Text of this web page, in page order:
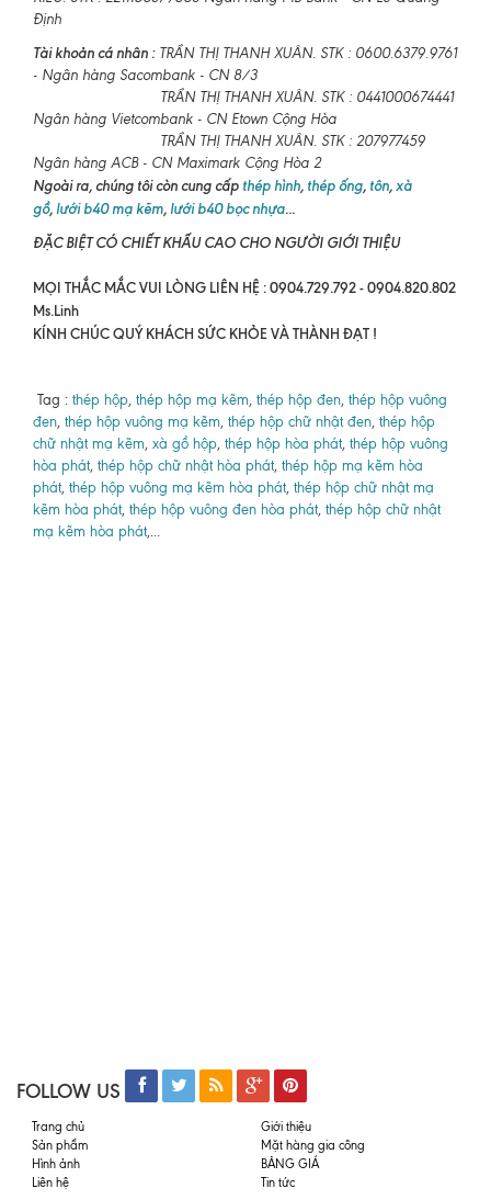
Định
Tài khoản cá nhân :TRẦN THỊ THANH XUÂN. STK : 0600.6379.9761
- Ngân hàng Sacombank - CN 8/3
TRẦN THỊ THANH XUÂN. STK : 0441000674441
Ngân hàng Vietcombank - CN Etown Cộng Hòa
TRẦN THỊ THANH XUÂN. STK : 207977459
Ngân hàng ACB - CN Maximark Cộng Hòa 2
Ngoài ra, chúng tôi còn cung cấp thép hình, thép ống, tôn, xà
gồ, lưới b40 mạ kẽm, lưới b40 bọc nhựa...
ĐẶC BIỆT CÓ CHIẾT KHẤU CAO CHO NGƯỜI GIỚI THIỆU
MỌI THẮC MẮC VUI LÒNG LIÊN HỆ : 0904.729.792 - 0904.820.802
Ms.Linh
KÍNH CHÚC QUÝ KHÁCH SỨC KHỎE VÀ THÀNH ĐẠT !
Tag : thép hộp, thép hộp mạ kẽm, thép hộp đen, thép hộp vuông
đen, thép hộp vuông mạ kẽm, thép hộp chữ nhật đen, thép hộp
chữ nhật mạ kẽm, xà gồ hộp, thép hộp hòa phát, thép hộp vuông
hòa phát, thép hộp chữ nhật hòa phát, thép hộp mạ kẽm hòa
phát, thép hộp vuông mạ kẽm hòa phát, thép hộp chữ nhật mạ
kẽm hòa phát, thép hộp vuông đen hòa phát, thép hộp chữ nhật
mạ kẽm hòa phát,...
FOLLOW US
Trang chủ
Giới thiệu
Sản phẩm
Mặt hàng gia công
Hình ảnh
BẢNG GIÁ
Liên hệ
Tin tức